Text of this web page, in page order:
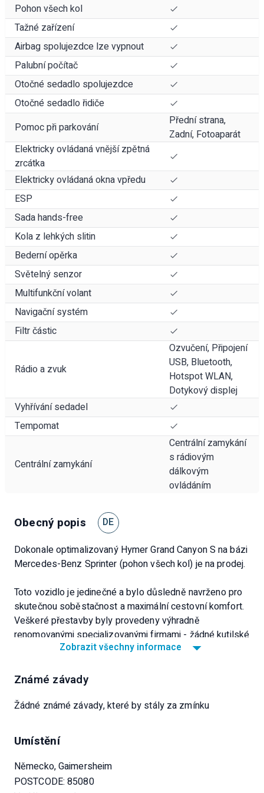
Pohon všech kol
Tažné zařízení
Airbag spolujezdce lze vypnout
Palubní počítač
Otočné sedadlo spolujezdce
Otočné sedadlo řidiče
Pomoc při parkování
Přední strana,
Zadní, Fotoaparát
Elektricky ovládaná vnější zpětná
zrcátka
Elektricky ovládaná okna vpředu
ESP
Sada hands-free
Kola z lehkých slitin
Bederní opěrka
Světelný senzor
Multifunkční volant
Navigační systém
Filtr částic
Rádio a zvuk
Ozvučení, Připojení
USB, Bluetooth,
Hotspot WLAN,
Dotykový displej
Vyhřívání sedadel
Tempomat
Centrální zamykání
Centrální zamykání
s rádiovým
dálkovým
ovládáním
Obecný popis DE
Dokonale optimalizovaný Hymer Grand Canyon S na bázi
Mercedes-Benz Sprinter (pohon všech kol) je na prodej.
Toto vozidlo je jedinečné a bylo důsledně navrženo pro
skutečnou soběstačnost a maximální cestovní komfort.
Veškeré přestavby byly provedeny výhradně
renomovanými specializovanými firmami - žádné kutilské
řešení, vše lze doložit fakturami!
Mercedes-Benz, právě obdrželo čerstvou technickou
dobrodružství.
Údaje o vozidle
- Model: Hymer Grand Canyon S 4x4 (pohon všech kol)
- Motor: vznětový čtyřválec o výkonu 190 k (140 kW)
(OM 654)
Zobrazit všechny informace
Známé závady
Žádné známé závady, které by stály za zmínku
Umístění
Německo, Gaimersheim
POSTCODE: 85080